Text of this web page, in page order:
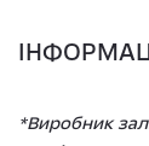
*Виробник